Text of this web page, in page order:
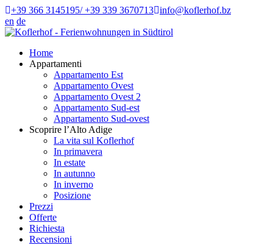
+39 366 3145195/ +39 339 3670713 info@koflerhof.bz
en de
Home
Appartamenti
Appartamento Est
Appartamento Ovest
Appartamento Ovest 2
Appartamento Sud-est
Appartamento Sud-ovest
Scoprire l’Alto Adige
La vita sul Koflerhof
In primavera
In estate
In autunno
In inverno
Posizione
Prezzi
Offerte
Richiesta
Recensioni